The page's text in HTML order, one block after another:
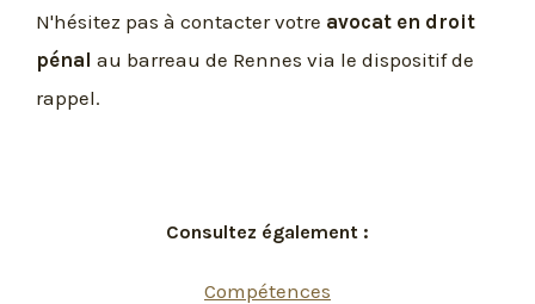
N'hésitez pas à contacter votre avocat en droit
pénal au barreau de Rennes via le dispositif de
rappel.
Consultez également :
Compétences